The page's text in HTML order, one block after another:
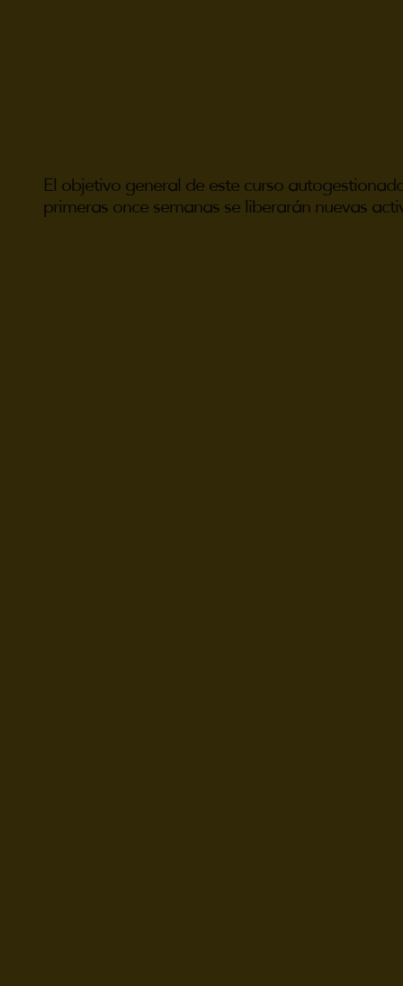
El objetivo general de este curso
primeras once semanas se liberarán nuevas